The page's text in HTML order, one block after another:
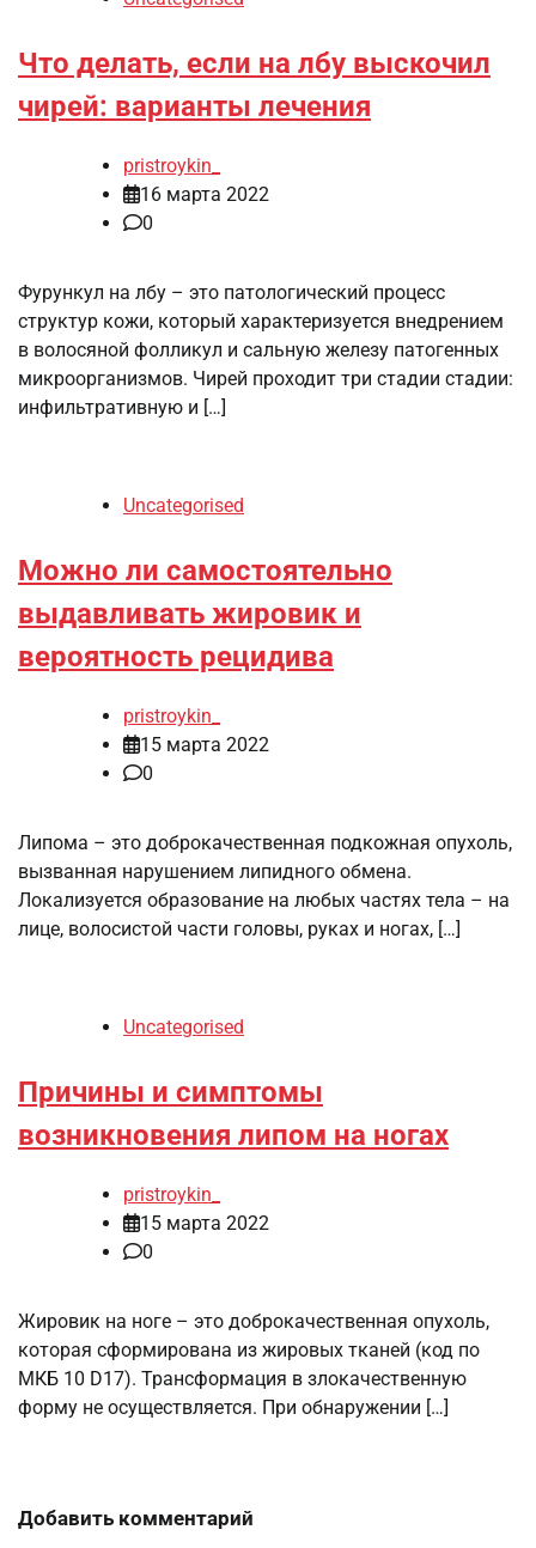
Что делать, если на лбу выскочил
чирей: варианты лечения
pristroykin_
16 марта 2022
0
Фурункул на лбу – это патологический процесс
структур кожи, который характеризуется внедрением
в волосяной фолликул и сальную железу патогенных
микроорганизмов. Чирей проходит три стадии стадии:
инфильтративную и […]
Uncategorised
Можно ли самостоятельно
выдавливать жировик и
вероятность рецидива
pristroykin_
15 марта 2022
0
Липома – это доброкачественная подкожная опухоль,
вызванная нарушением липидного обмена.
Локализуется образование на любых частях тела – на
лице, волосистой части головы, руках и ногах, […]
Uncategorised
Причины и симптомы
возникновения липом на ногах
pristroykin_
15 марта 2022
0
Жировик на ноге – это доброкачественная опухоль,
которая сформирована из жировых тканей (код по
МКБ 10 D17). Трансформация в злокачественную
форму не осуществляется. При обнаружении […]
Добавить комментарий